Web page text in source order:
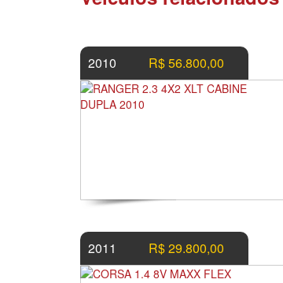
2010 R$ 56.800,00
2011 R$ 29.800,00